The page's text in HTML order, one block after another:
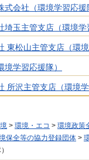
会社（環境学習応援
埼玉主管支店（環境学
東松山主管支店（環境
学習応援隊）
所沢主管支店（環境学
> 環境・エコ > 環境政策
保全等の協力登録団体 >